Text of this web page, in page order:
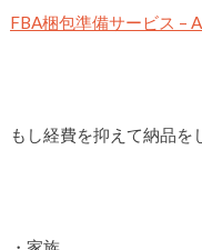
FBA梱包準備サービス –
もし経費を抑えて納品を